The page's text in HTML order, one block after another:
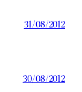
31/08/2012
30/08/2012